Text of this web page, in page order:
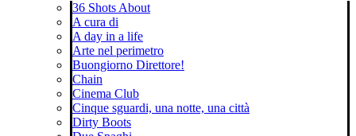
36 Shots About
A cura di
A day in a life
Arte nel perimetro
Buongiorno Direttore!
Chain
Cinema Club
Cinque sguardi, una notte, una città
Dirty Boots